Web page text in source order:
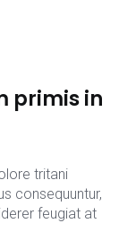
primis in
tritani
consequuntur,
feugiat at